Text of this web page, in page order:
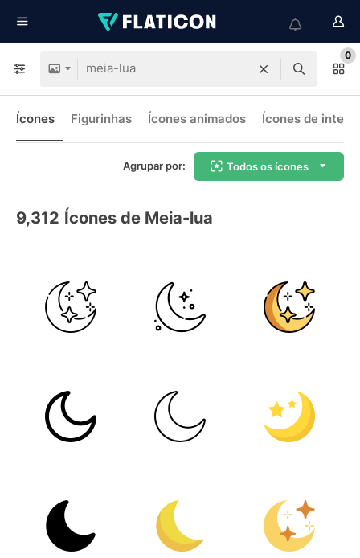
0
Ícones Figurinhas Ícones animados Ícones de
Agrupar por: Todos os ícones
9,312 Ícones de Meia-lua